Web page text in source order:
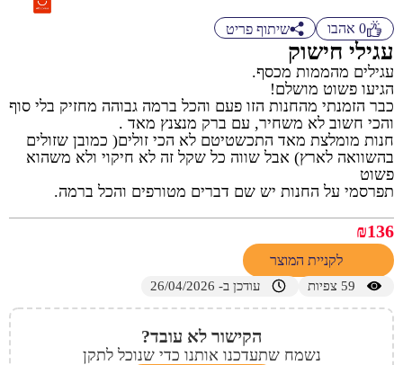
0 אהבו שיתוף פריט
עגילי חישוק
עגילים מהממות מכסף.
הגיעו פשוט מושלם!
כבר הזמנתי מהחנות הזו פעם והכל ברמה גבוהה מחזיק בלי סוף
והכי חשוב לא משחיר, עם ברק מנצנץ מאד .
חנות מומלצת מאד התכשטיטם לא הכי זולים( כמובן שזולים
בהשוואה לארץ) אבל שווה כל שקל זה לא חיקוי ולא משהוא
פשוט
תפרסמי על החנות יש שם דברים מטורפים והכל ברמה.
₪136
לקניית המוצר
59 צפיות עודכן ב- 26/04/2026
הקישור לא עובד?
נשמח שתעדכנו אותנו כדי שנוכל לתקן